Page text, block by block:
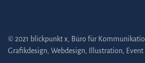
© 2021 blickpunkt x, Büro für
Grafikdesign Webdesign Illustration